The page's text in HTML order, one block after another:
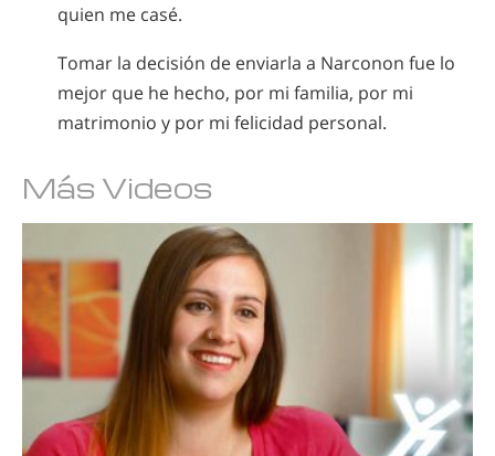
quien me casé.
Tomar la decisión de enviarla a Narconon fue lo
mejor que he hecho, por mi familia, por mi
matrimonio y por mi felicidad personal.
Más Videos